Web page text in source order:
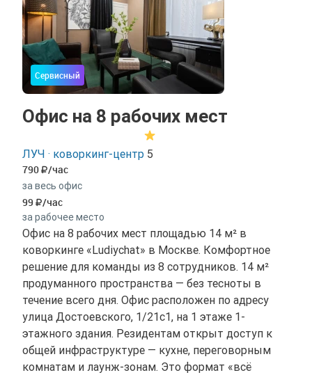
Сервисный
Офис на 8 рабочих мест
ЛУЧ · коворкинг-центр 5
790 /час
за весь офис
99 /час
за рабочее место
Офис на 8 рабочих мест площадью 14 м² в
коворкинге «Ludiychat» в Москве. Комфортное
решение для команды из 8 сотрудников. 14 м²
продуманного пространства — без тесноты в
течение всего дня. Офис расположен по адресу
улица Достоевского, 1/21с1, на 1 этаже 1-
этажного здания. Резидентам открыт доступ к
общей инфраструктуре — кухне, переговорным
комнатам и лаунж-зонам. Это формат «всё